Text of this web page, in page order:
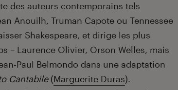
des auteurs contemporains tels
Anouilh, Truman Capote ou Tennessee
Shakespeare, et dirige les plus
– Laurence Olivier, Orson Welles, mais
Paul Belmondo dans une adaptation
Cantabile(Marguerite Duras).